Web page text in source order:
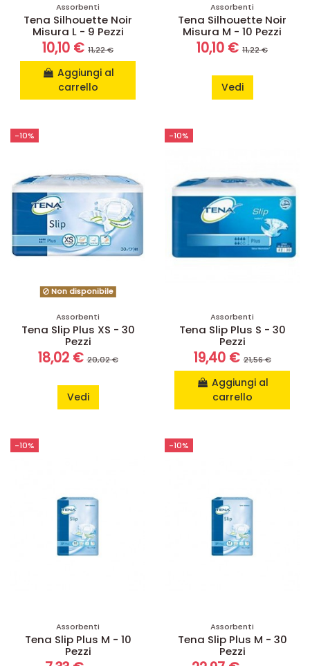
Assorbenti
Tena Silhouette Noir
Misura L - 9 Pezzi
10,10 € 11,22 €
Aggiungi al
carrello
Assorbenti
Tena Silhouette Noir
Misura M - 10 Pezzi
10,10 € 11,22 €
Vedi
-10%
Non disponibile
Assorbenti
Tena Slip Plus XS - 30
Pezzi
18,02 €20,02 €
Vedi
-10%
Assorbenti
Tena Slip Plus S - 30
Pezzi
19,40 €21,56 €
Aggiungi al
carrello
-10%
Assorbenti
Tena Slip Plus M - 10
Pezzi
-10%
Assorbenti
Tena Slip Plus M - 30
Pezzi